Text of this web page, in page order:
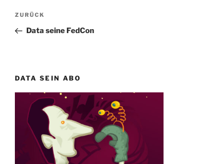
Beitragsnavigation
Vorheriger
Beitrag
ZURÜCK
Data seine FedCon
DATA SEIN ABO